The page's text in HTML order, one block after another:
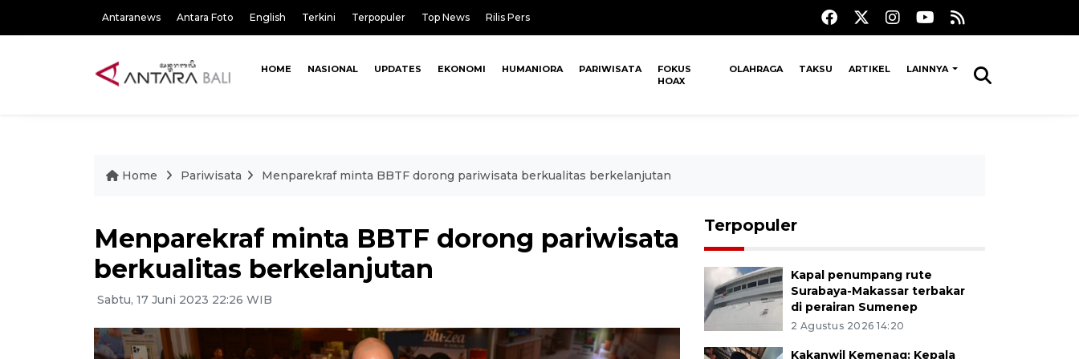
Antaranews Antara Foto English Terkini Terpopuler Top News Rilis Pers
HOME NASIONAL UPDATES EKONOMI HUMANIORA PARIWISATA
FOKUS
HOAX
OLAHRAGA TAKSU ARTIKEL LAINNYA
Home Pariwisata Menparekraf minta BBTF dorong pariwisata berkualitas berkelanjutan
Menparekraf minta BBTF dorong pariwisata
berkualitas berkelanjutan
Sabtu, 17 Juni 2023 22:26 WIB
Terpopuler
Kapal penumpang rute
Surabaya-Makassar terbakar
di perairan Sumenep
2 Agustus 2026 14:20
Kakanwil Kemenag: Kepala